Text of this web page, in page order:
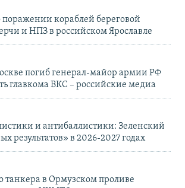
поражении кораблей береговой
и НПЗ в российском Ярославле
погиб генерал-майор армии РФ
главкома ВКС – российские медиа
и антибаллистики: Зеленский
результатов» в 2026-2027 годах
танкера в Ормузском проливе